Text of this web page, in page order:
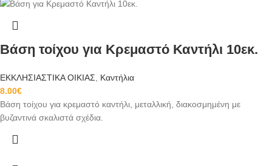
Βάση τοίχου για Κρεμαστό Καντήλι 10εκ.
ΕΚΚΛΗΣΙΑΣΤΙΚΑ ΟΙΚΙΑΣ, Καντήλια
8.00€
Βάση τοίχου για κρεμαστό καντήλι, μεταλλική, διακοσμημένη με
βυζαντινά σκαλιστά σχέδια.